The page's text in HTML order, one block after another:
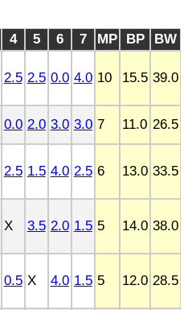
4 5 6 7 MP BP BW
2.5 2.5 0.0 4.0 10 15.5 39.0
0.0 2.0 3.0 3.0 7 11.0 26.5
2.5 1.5 4.0 2.5 6 13.0 33.5
X 3.5 2.0 1.5 5 14.0 38.0
0.5 X 4.0 1.5 5 12.0 28.5